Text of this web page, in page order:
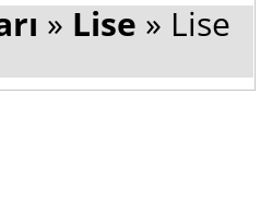
» Lise » Lise